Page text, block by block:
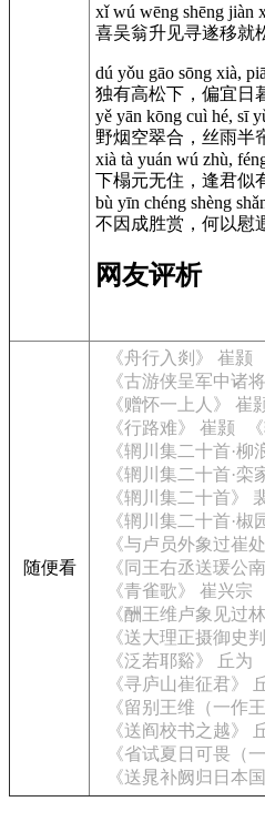
xǐ wú wēng shēng jiàn
喜吴翁升见寻遂移就
dú yǒu gāo sōng xià,
独有高松下，偏宜日
yě yān kōng cuì hé, sī
野烟空翠合，丝雨半
xià tà yuán wú zhù,
下榻元无住，逢君似
bù yīn chéng shèng
不因成胜赏，何以慰
网友评析
随便看
《舟行入剡》 崔颢
《古游侠呈军中诸
《赠怀一上人》 崔
《行路难》 崔颢
《辋川集二十首·柳
《辋川集二十首·栾
《辋川集二十首》
《辋川集二十首·椒
《与卢员外象过崔
《同王右丞送瑗公
《青雀歌》 崔兴宗
《酬王维卢象见过
《送大理正摄御史
《泛若耶谿》 丘为
《寻庐山崔征君》
《留别王维（一作
《送阎校书之越》
《省试夏日可畏（
《送晁补阙归日本